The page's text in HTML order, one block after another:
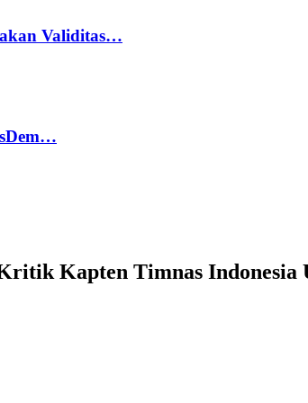
Validitas…
Kapten Timnas Indonesia